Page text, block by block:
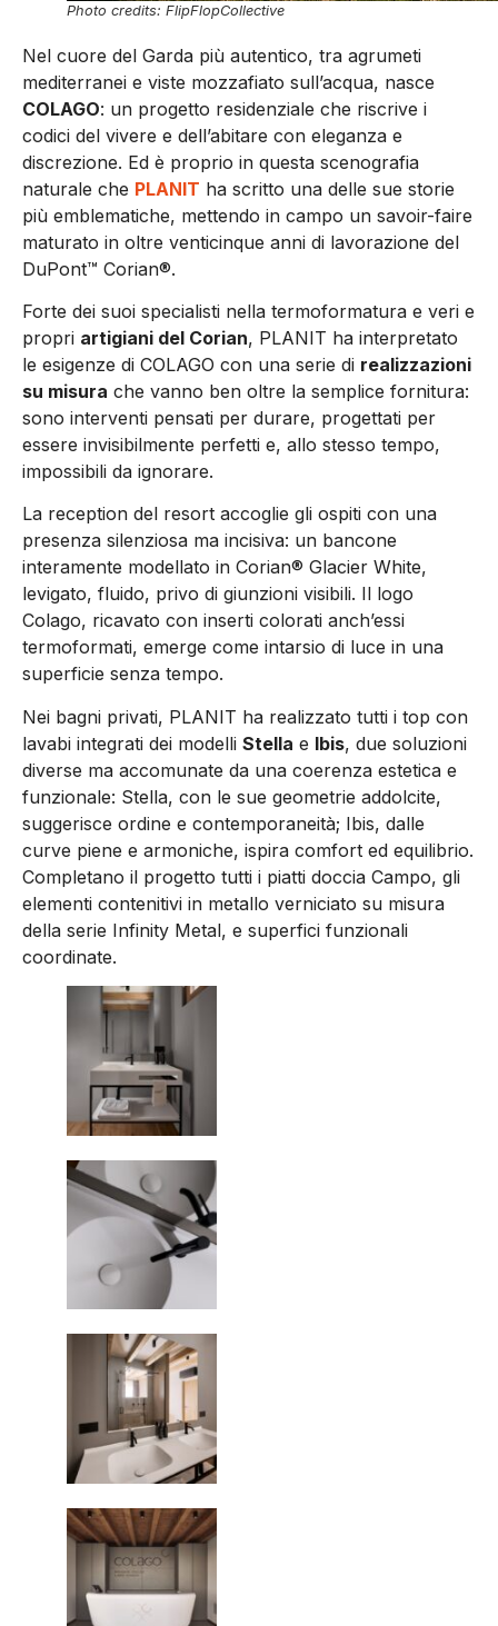
Photo credits: FlipFlopCollective
Nel cuore del Garda più autentico, tra agrumeti
mediterranei e viste mozzafiato sull’acqua, nasce
COLAGO: un progetto residenziale che riscrive i
codici del vivere e dell’abitare con eleganza e
discrezione. Ed è proprio in questa scenografia
naturale che PLANIT ha scritto una delle sue storie
più emblematiche, mettendo in campo un savoir-faire
maturato in oltre venticinque anni di lavorazione del
DuPont™ Corian®.
Forte dei suoi specialisti nella termoformatura e veri e
propri artigiani del Corian, PLANIT ha interpretato
le esigenze di COLAGO con una serie di realizzazioni
su misura che vanno ben oltre la semplice fornitura:
sono interventi pensati per durare, progettati per
essere invisibilmente perfetti e, allo stesso tempo,
impossibili da ignorare.
La reception del resort accoglie gli ospiti con una
presenza silenziosa ma incisiva: un bancone
interamente modellato in Corian® Glacier White,
levigato, fluido, privo di giunzioni visibili. Il logo
Colago, ricavato con inserti colorati anch’essi
termoformati, emerge come intarsio di luce in una
superficie senza tempo.
Nei bagni privati, PLANIT ha realizzato tutti i top con
lavabi integrati dei modelli Stella e Ibis, due soluzioni
diverse ma accomunate da una coerenza estetica e
funzionale: Stella, con le sue geometrie addolcite,
suggerisce ordine e contemporaneità; Ibis, dalle
curve piene e armoniche, ispira comfort ed equilibrio.
Completano il progetto tutti i piatti doccia Campo, gli
elementi contenitivi in metallo verniciato su misura
della serie Infinity Metal, e superfici funzionali
coordinate.